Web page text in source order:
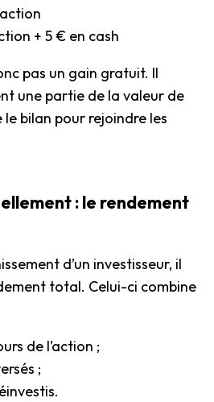
+ 5 € en cash
pas un gain gratuit. Il
une partie de la valeur de
le bilan pour rejoindre les
: le rendement
d’un investisseur, il
total. Celui-ci combine
de l’action ;
;